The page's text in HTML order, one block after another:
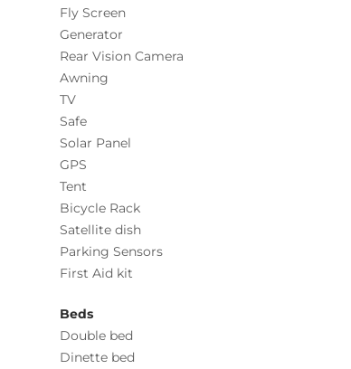
Fly Screen
Generator
Rear Vision Camera
Awning
TV
Safe
Solar Panel
GPS
Tent
Bicycle Rack
Satellite dish
Parking Sensors
First Aid kit
Beds
Double bed
Dinette bed